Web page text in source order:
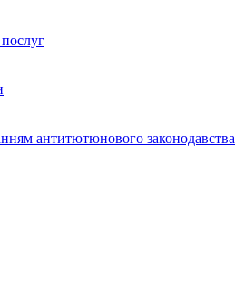
послуг
антитютюнового законодавства